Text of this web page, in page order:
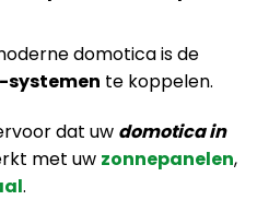
domotica is de
systemen te koppelen.
dat uw domotica in
met uw zonnepanelen,
.